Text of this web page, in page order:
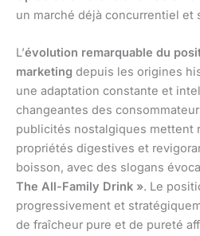
un marché déjà concurrentiel et
L’évolution remarquable du
marketing depuis les origines
une adaptation constante et
changeantes des
publicités nostalgiques mettent
propriétés digestives et
boisson, avec des slogans
The All-Family Drink ». Le
progressivement et
de fraîcheur pure et de pureté